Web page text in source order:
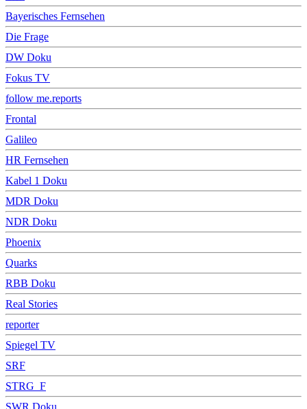
Bayerisches Fernsehen
Die Frage
DW Doku
Fokus TV
follow me.reports
Frontal
Galileo
HR Fernsehen
Kabel 1 Doku
MDR Doku
NDR Doku
Phoenix
Quarks
RBB Doku
Real Stories
reporter
Spiegel TV
SRF
STRG_F
SWR Doku